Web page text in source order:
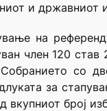
и државниот
на
член 120
со
за
број